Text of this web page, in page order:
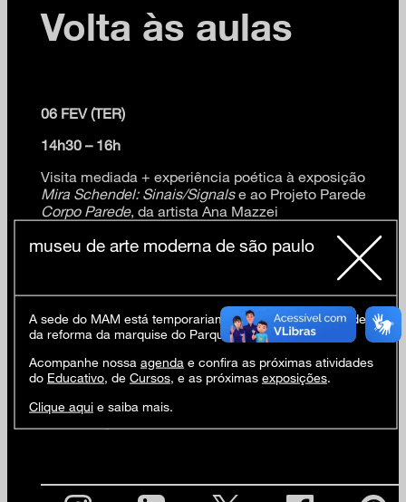
Volta às aulas
06 FEV (TER)
14h30 – 16h
Visita mediada + experiência poética à exposição
Mira Schendel: Sinais/Signalse ao Projeto Parede
Corpo Parede, da artista Ana Mazzei
+professores e educadores
Inscrições pelo e-
contatoscomaarte@mam.org.br , com nome
completo, ocupação, instituição de ensino e telefone
para contato.
museu de arte moderna de são paulo
A sede do MAM está temporariamente fechada em virtude
da reforma da marquise do Parque Ibirapuera.
Acompanhe nossa agenda e confira as próximas atividades
do Educativo, de Cursos, e as próximas exposições.
Clique aqui e saiba mais.